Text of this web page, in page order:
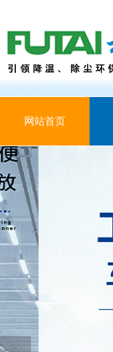
网站首页